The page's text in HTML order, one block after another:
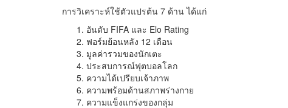
การวิเคราะห์ใช้ตัวแปรต้น 7 ด้าน ได้แก่
อันดับ FIFA และ Elo Rating
ฟอร์มย้อนหลัง 12 เดือน
มูลค่ารวมของนักเตะ
ประสบการณ์ฟุตบอลโลก
ความได้เปรียบเจ้าภาพ
ความพร้อมด้านสภาพร่างกาย
ความแข็งแกร่งของกลุ่ม